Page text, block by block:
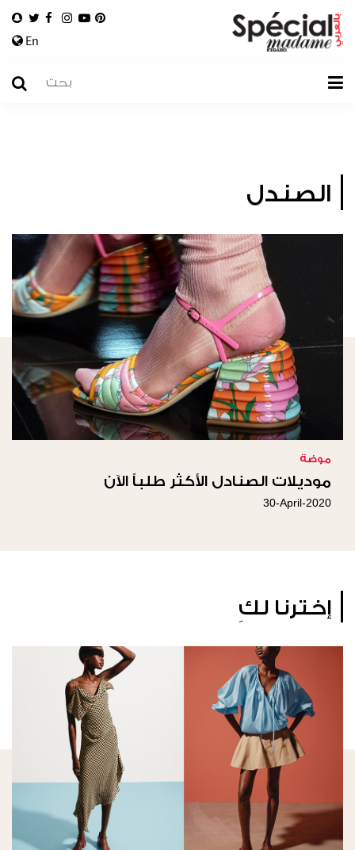
En
الصندل
موضة
موديلات الصنادل الأكثر طلباً الآن
30-April-2020
إخترنا لكِ